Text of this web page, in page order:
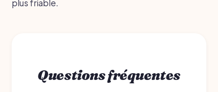
plus friable.
Questions fréquentes